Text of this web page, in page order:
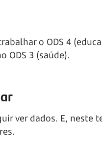
o ODS 4
ODS 3 (saúde).
ver dados. E, neste